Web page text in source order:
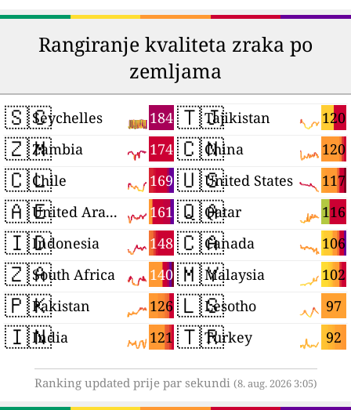
Rangiranje kvaliteta zraka po
zemljama
🇸🇨 184
Seychelles
🇿🇲 174
Zambia
🇨🇱 169
Chile
🇦🇪 161
United Arab Emirates
🇮🇩 148
Indonesia
🇿🇦 140
South Africa
🇵🇰 126
Pakistan
🇮🇳 121
India
🇹🇯 120
Tajikistan
🇨🇳 120
China
🇺🇸 117
United States
🇶🇦 116
Qatar
🇨🇦 106
Canada
🇲🇾 102
Malaysia
🇱🇸 97
Lesotho
🇹🇷 92
Turkey
Ranking updated prije par sekundi (8. aug. 2026 3:05)